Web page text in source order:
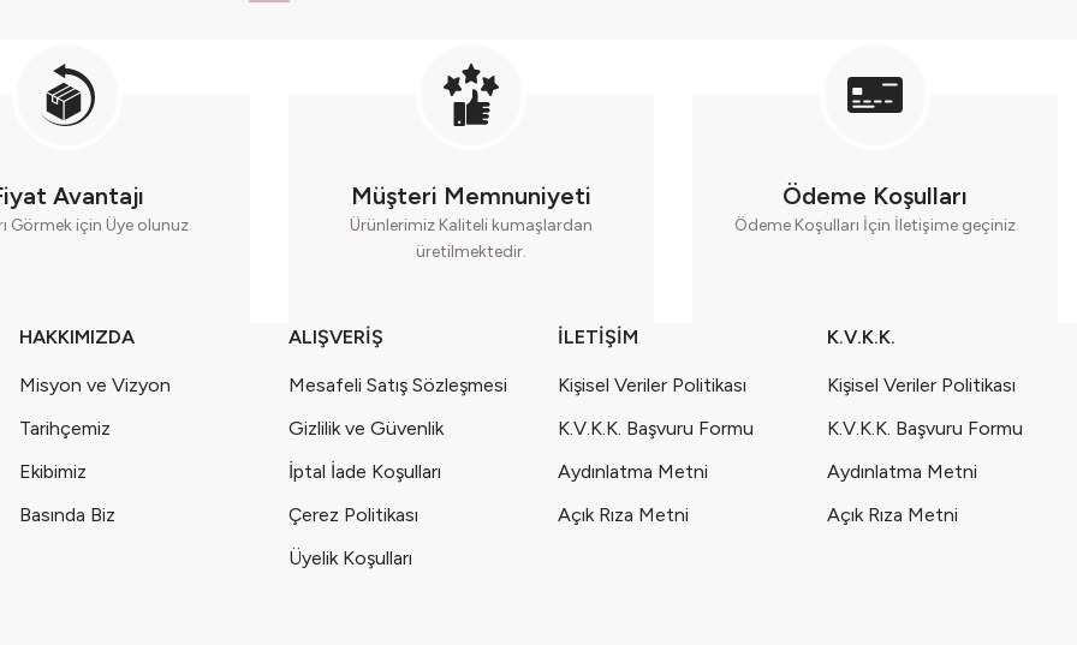
Yılbaşı Kıyafeti- (2-3-4-5 Yaş ) Seri - 1110-Kırmızı
3-4-5 Yaş ) Seri - 1111-Kırmızı
Avantajı
Görmek için Üye olunuz
Müşteri Memnuniyeti
Ürünlerimiz Kaliteli kumaşlardan
üretilmektedir.
Ödeme Koşulları
Ödeme Koşulları İçin İletişime geçiniz
HAKKIMIZDA
Misyon ve Vizyon
Tarihçemiz
Ekibimiz
Basında Biz
ALIŞVERİŞ
Mesafeli Satış Sözleşmesi
Gizlilik ve Güvenlik
İptal İade Koşulları
Çerez Politikası
Üyelik Koşulları
İLETİŞİM
Kişisel Veriler Politikası
K.V.K.K. Başvuru Formu
Aydınlatma Metni
Açık Rıza Metni
K.V.K.K.
Kişisel Veriler Politikası
K.V.K.K. Başvuru Formu
Aydınlatma Metni
Açık Rıza Metni